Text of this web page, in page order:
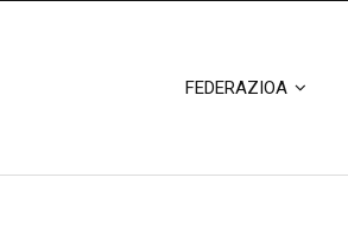
FEDERAZIOA